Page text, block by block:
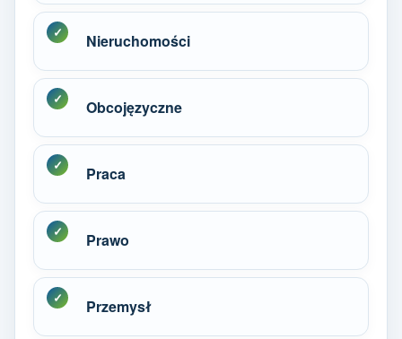
Nieruchomości
Obcojęzyczne
Praca
Prawo
Przemysł